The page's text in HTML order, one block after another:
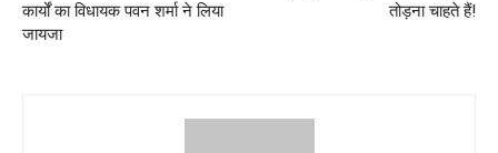
कार्यों का विधायक पवन शर्मा ने लिया
जायजा
तोड़ना चाहते हैं!